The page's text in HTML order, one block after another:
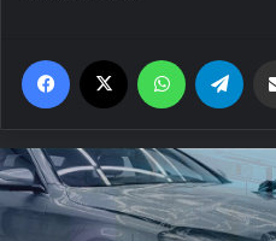
Facebook WhatsApp